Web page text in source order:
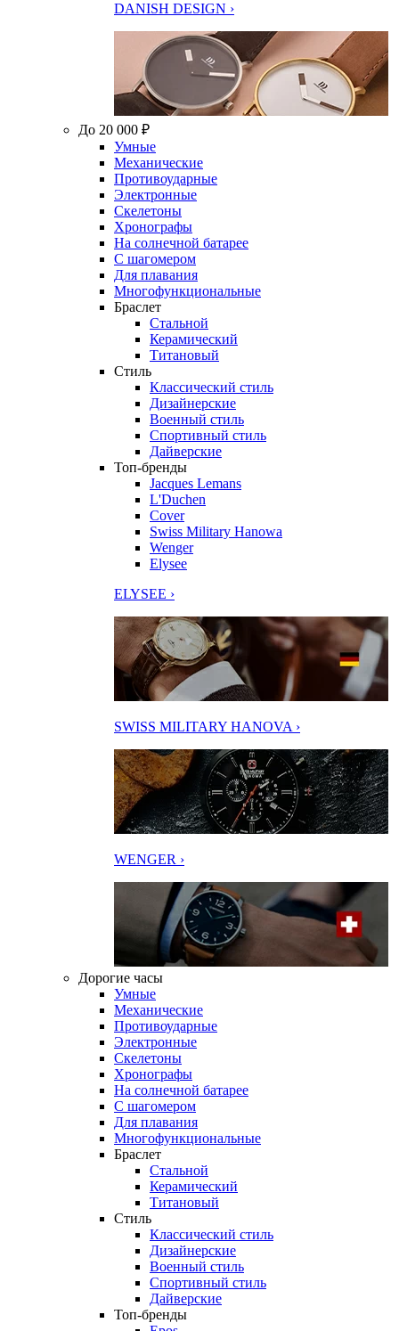
DANISH DESIGN ›
До 20 000 ₽
Умные
Механические
Противоударные
Электронные
Скелетоны
Хронографы
На солнечной батарее
С шагомером
Для плавания
Многофункциональные
Браслет
Стальной
Керамический
Титановый
Стиль
Классический стиль
Дизайнерские
Военный стиль
Спортивный стиль
Дайверские
Топ-бренды
Jacques Lemans
L'Duchen
Cover
Swiss Military Hanowa
Wenger
Elysee
ELYSEE ›
SWISS MILITARY HANOVA ›
WENGER ›
Дорогие часы
Умные
Механические
Противоударные
Электронные
Скелетоны
Хронографы
На солнечной батарее
С шагомером
Для плавания
Многофункциональные
Браслет
Стальной
Керамический
Титановый
Стиль
Классический стиль
Дизайнерские
Военный стиль
Спортивный стиль
Дайверские
Топ-бренды